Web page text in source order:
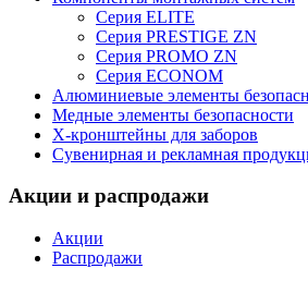
Серия ELITE
Серия PRESTIGE ZN
Серия PROMO ZN
Серия ECONOM
Алюминиевые элементы
Медные элементы безопасности
X-кронштейны для заборов
Сувенирная и рекламная
Акции и распродажи
Акции
Распродажи